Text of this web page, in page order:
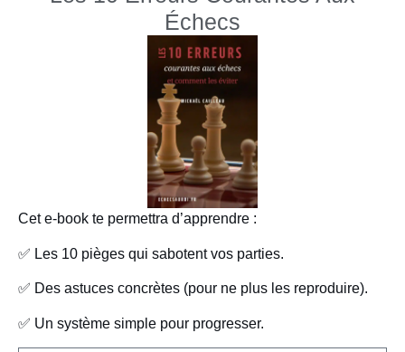
Échecs
Cet e-book te permettra d’apprendre :
✅ Les 10 pièges qui sabotent vos parties.
✅ Des astuces concrètes (pour ne plus les reproduire).
✅ Un système simple pour progresser.